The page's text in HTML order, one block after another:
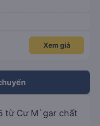
Xem giá
từ Cư M`gar chất